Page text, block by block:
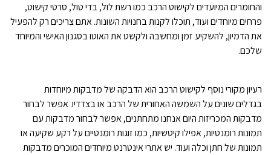
והחומרים המיועדים לקישוט הרכב כמו רשת לול, בדי טול, סרטי קישוט,
פרחים מיוחדים ועוד, תוכלו לקנות בחנויות השונות. אתם צריכים רק להפעיל
את הדמיון, להשקיע זמן ומחשבה ולקשט את האוטו בסגנון האישי והמיוחד
שלכם.
רעיון מקורי נוסף לקישוט הרכב הוא הדבקה של מדבקות מיוחדות
בגדלים שונים על השמשה האחורית של הרכב או בצדדיו. אפשר לבחור
מדבקות המכריזות היום אנחנו מתחתנים, אפשר לבחור מדבקות עם
תמונות רומנטיות, אפילו קיטשיות, כמו זוגות רומנטיים על רקע שקיעה או
תמונות של חתן וכלה ועוד. יש אתרי אינטרנט מיוחדים המוכרים מדבקות